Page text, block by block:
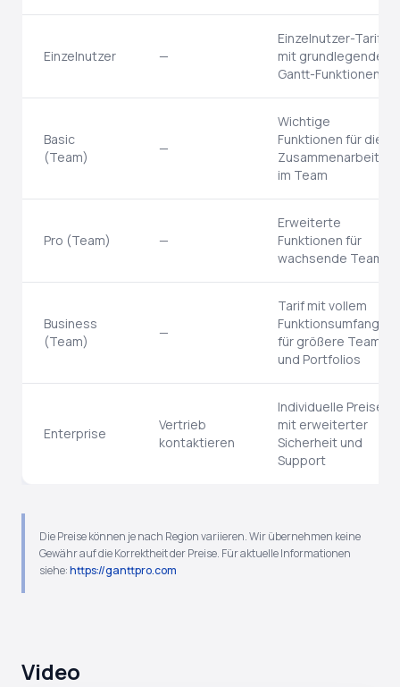
Einzelnutzer —
Einzelnutzer-Tarif
mit grundlegenden
Gantt-Funktionen
Basic
(Team)
—
Wichtige
Funktionen für die
Zusammenarbeit
im Team
Pro (Team) —
Erweiterte
Funktionen für
wachsende Teams
Business
(Team)
—
Tarif mit vollem
Funktionsumfang
für größere Teams
und Portfolios
Enterprise
Vertrieb
kontaktieren
Individuelle Preise
mit erweiterter
Sicherheit und
Support
Die Preise können je nach Region variieren. Wir übernehmen keine
Gewähr auf die Korrektheit der Preise. Für aktuelle Informationen
siehe:https://ganttpro.com
Video